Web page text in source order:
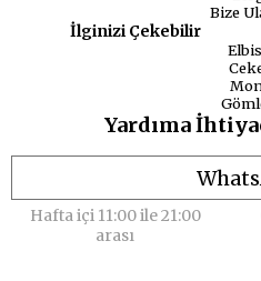
Bize
İlginizi
Yardıma
Hafta içi 11:00 ile 21:00
arası